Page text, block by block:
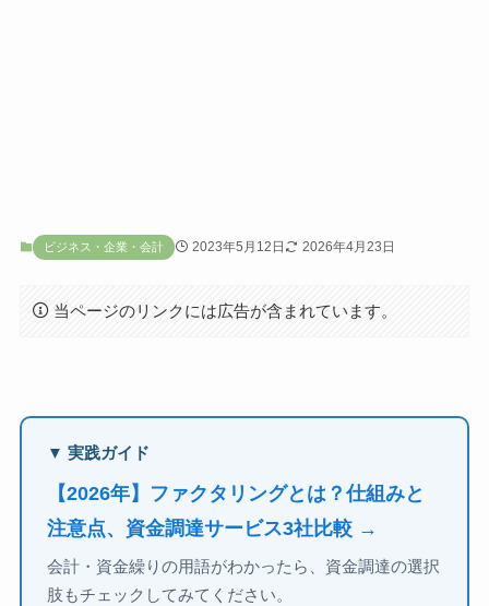
ビジネス・企業・会計 2023年5月12日 2026年4月23日
当ページのリンクには広告が含まれています。
▼ 実践ガイド
【2026年】ファクタリングとは？仕組みと
注意点、資金調達サービス3社比較 →
会計・資金繰りの用語がわかったら、資金調達の選択
肢もチェックしてみてください。